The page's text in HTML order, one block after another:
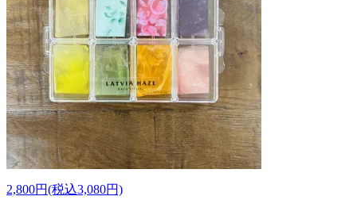
2,800円(税込3,080円)